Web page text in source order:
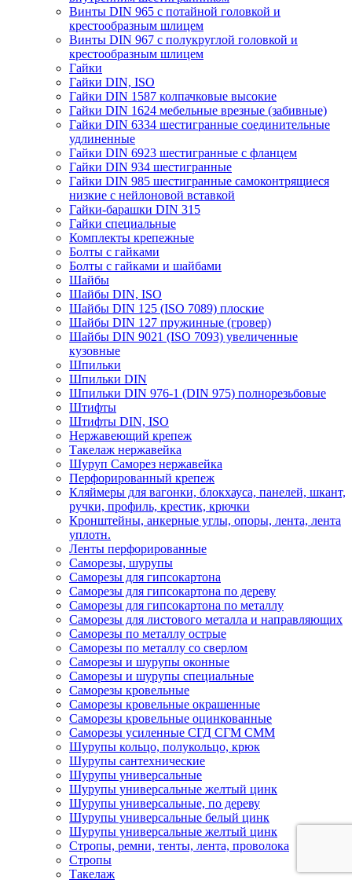
Винты DIN 965 с потайной головкой и
крестообразным шлицем
Винты DIN 967 с полукруглой головкой и
крестообразным шлицем
Гайки
Гайки DIN, ISO
Гайки DIN 1587 колпачковые высокие
Гайки DIN 1624 мебельные врезные (забивные)
Гайки DIN 6334 шестигранные соединительные
удлиненные
Гайки DIN 6923 шестигранные с фланцем
Гайки DIN 934 шестигранные
Гайки DIN 985 шестигранные самоконтрящиеся
низкие с нейлоновой вставкой
Гайки-барашки DIN 315
Гайки специальные
Комплекты крепежные
Болты с гайками
Болты с гайками и шайбами
Шайбы
Шайбы DIN, ISO
Шайбы DIN 125 (ISO 7089) плоские
Шайбы DIN 127 пружинные (гровер)
Шайбы DIN 9021 (ISO 7093) увеличенные
кузовные
Шпильки
Шпильки DIN
Шпильки DIN 976-1 (DIN 975) полнорезьбовые
Штифты
Штифты DIN, ISO
Нержавеющий крепеж
Такелаж нержавейка
Шуруп Саморез нержавейка
Перфорированный крепеж
Кляймеры для вагонки, блокхауса, панелей, шкант,
ручки, профиль, крестик, крючки
Кронштейны, анкерные углы, опоры, лента, лента
уплотн.
Ленты перфорированные
Саморезы, шурупы
Саморезы для гипсокартона
Саморезы для гипсокартона по дереву
Саморезы для гипсокартона по металлу
Саморезы для листового металла и направляющих
Саморезы по металлу острые
Саморезы по металлу со сверлом
Саморезы и шурупы оконные
Саморезы и шурупы специальные
Саморезы кровельные
Саморезы кровельные окрашенные
Саморезы кровельные оцинкованные
Саморезы усиленные СГД СГМ СММ
Шурупы кольцо, полукольцо, крюк
Шурупы сантехнические
Шурупы универсальные
Шурупы универсальные желтый цинк
Шурупы универсальные, по дереву
Шурупы универсальные белый цинк
Шурупы универсальные желтый цинк
Стропы, ремни, тенты, лента, проволока
Стропы
Такелаж